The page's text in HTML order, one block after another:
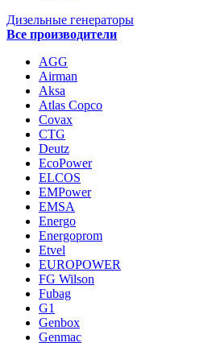
Дизельные генераторы
Все производители
AGG
Airman
Aksa
Atlas Copco
Covax
CTG
Deutz
EcoPower
ELCOS
EMPower
EMSA
Energo
Energoprom
Etvel
EUROPOWER
FG Wilson
Fubag
G1
Genbox
Genmac